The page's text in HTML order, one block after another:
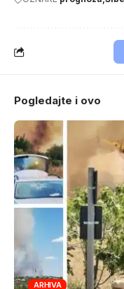
Pogledajte i ovo
ARHIVA